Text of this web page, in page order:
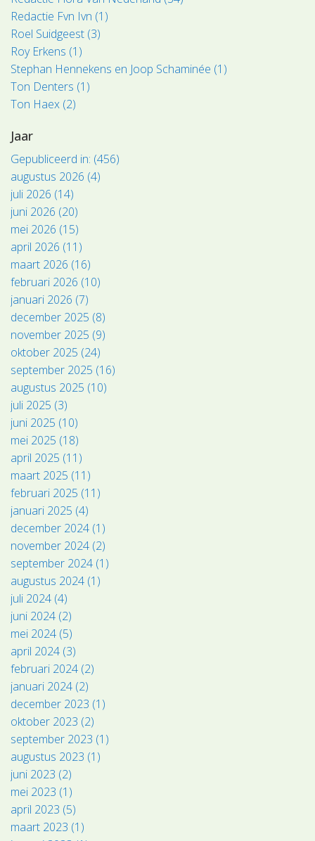
Redactie Fvn Ivn (1)
Roel Suidgeest (3)
Roy Erkens (1)
Stephan Hennekens en Joop Schaminée (1)
Ton Denters (1)
Ton Haex (2)
Jaar
Gepubliceerd in: (456)
augustus 2026 (4)
juli 2026 (14)
juni 2026 (20)
mei 2026 (15)
april 2026 (11)
maart 2026 (16)
februari 2026 (10)
januari 2026 (7)
december 2025 (8)
november 2025 (9)
oktober 2025 (24)
september 2025 (16)
augustus 2025 (10)
juli 2025 (3)
juni 2025 (10)
mei 2025 (18)
april 2025 (11)
maart 2025 (11)
februari 2025 (11)
januari 2025 (4)
december 2024 (1)
november 2024 (2)
september 2024 (1)
augustus 2024 (1)
juli 2024 (4)
juni 2024 (2)
mei 2024 (5)
april 2024 (3)
februari 2024 (2)
januari 2024 (2)
december 2023 (1)
oktober 2023 (2)
september 2023 (1)
augustus 2023 (1)
juni 2023 (2)
mei 2023 (1)
april 2023 (5)
maart 2023 (1)